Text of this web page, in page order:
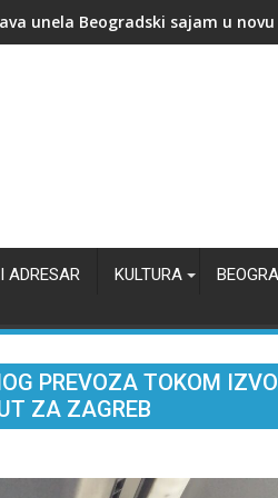
Nasta - čovek koji nije hteo da
ADRESAR KULTURA
PREVOZA TOKOM
ZA ZAGREB